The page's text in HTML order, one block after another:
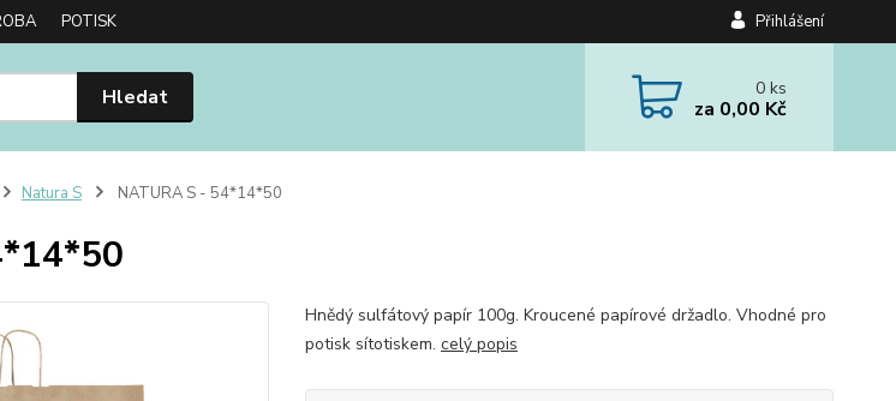
POTISK Přihlášení
Hledat 0ks
za 0,00 Kč
Natura S NATURA S - 54*14*50
Hnědý sulfátový papír 100g. Kroucené papírové držadlo. Vhodné pro
potisk sítotiskem. celý popis